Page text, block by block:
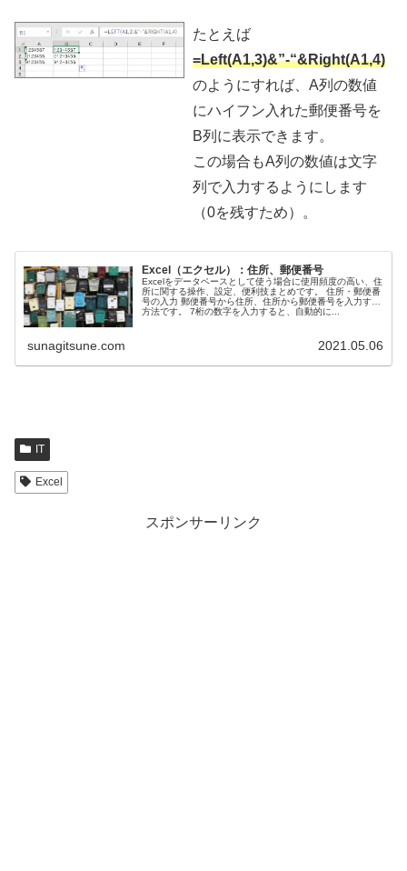
す。合わせると
「右から3番目
の文字だけ抜き
出す」とかもで
たとえば
=Left(A1,3)&”-“&Right(A1,4)
のようにすれば、A列の数値
にハイフン入れた郵便番号を
B列に表示できます。
この場合もA列の数値は文字
列で入力するようにします
（0を残すため）。
Excel（エクセル）：住所、郵便番号
Excelをデータベースとして使う場合に使用頻度の高い、住
所に関する操作、設定、便利技まとめです。 住所・郵便番
号の入力 郵便番号から住所、住所から郵便番号を入力する
方法です。 7桁の数字を入力すると、自動的に...
sunagitsune.com 2021.05.06
IT
Excel
スポンサーリンク